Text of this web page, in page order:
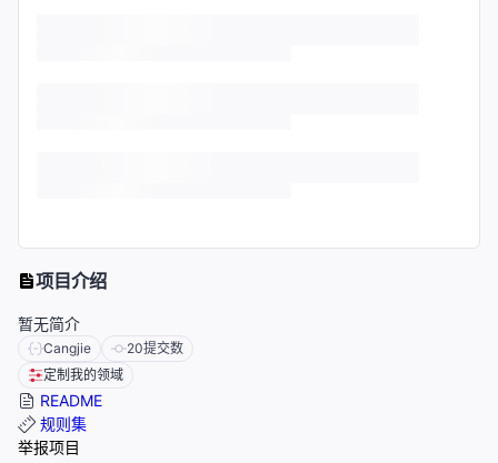
项目介绍
暂无简介
Cangjie 20提交数
定制我的领域
README
规则集
举报项目